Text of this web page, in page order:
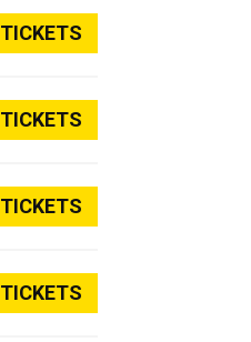
TICKETS
TICKETS
TICKETS
TICKETS